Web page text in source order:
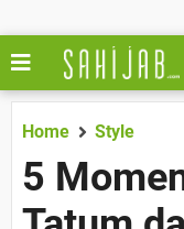
Home Style
5